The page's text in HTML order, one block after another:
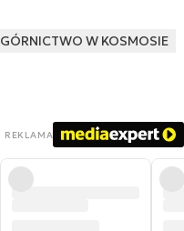
GÓRNICTWO W KOSMOSIE
REKLAMA